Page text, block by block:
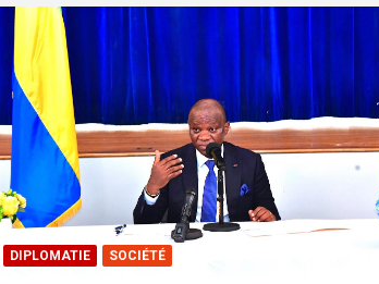
DIPLOMATIE SOCIÉTÉ